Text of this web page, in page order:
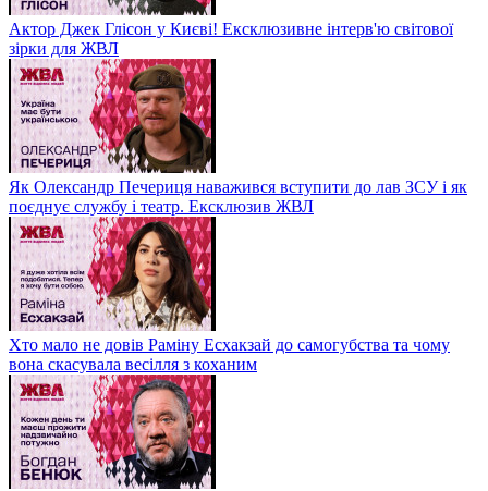
Актор Джек Глісон у Києві! Ексклюзивне інтерв'ю світової
зірки для ЖВЛ
Як Олександр Печериця наважився вступити до лав ЗСУ і як
поєднує службу і театр. Ексклюзив ЖВЛ
Хто мало не довів Раміну Есхакзай до самогубства та чому
вона скасувала весілля з коханим